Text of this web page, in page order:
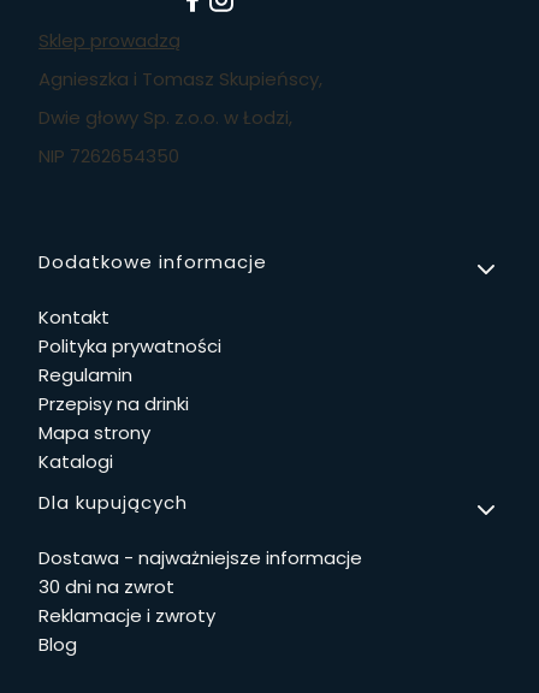
Sklep prowadzą
Agnieszka i Tomasz Skupieńscy,
Dwie głowy Sp. z.o.o. w Łodzi,
NIP 7262654350
Linki w stopce
Dodatkowe informacje
Kontakt
Polityka prywatności
Regulamin
Przepisy na drinki
Mapa strony
Katalogi
Dla kupujących
Dostawa - najważniejsze informacje
30 dni na zwrot
Reklamacje i zwroty
Blog